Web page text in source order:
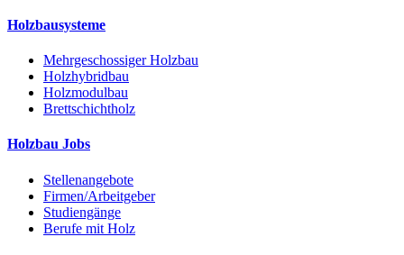
Holzbausysteme
Mehrgeschossiger Holzbau
Holzhybridbau
Holzmodulbau
Brettschichtholz
Holzbau Jobs
Stellenangebote
Firmen/Arbeitgeber
Studiengänge
Berufe mit Holz